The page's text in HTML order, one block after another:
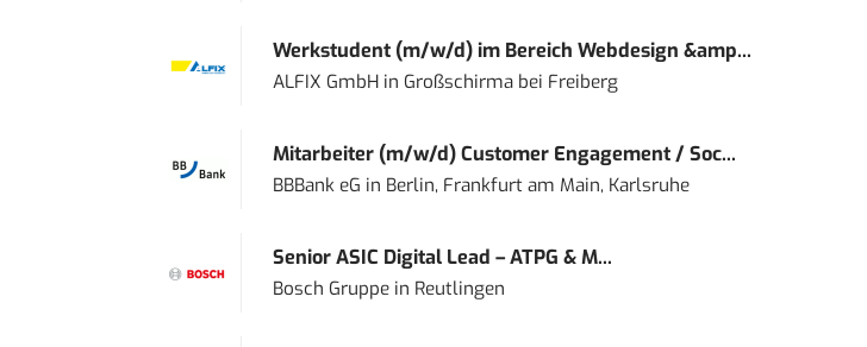
Werkstudent (m/w/d) im Bereich Webdesign &amp...
ALFIX GmbHin Großschirma bei Freiberg
Mitarbeiter (m/w/d) Customer Engagement / Soc...
BBBank eG in Berlin, Frankfurt am Main, Karlsruhe
Senior ASIC Digital Lead – ATPG & M...
Bosch Gruppein Reutlingen